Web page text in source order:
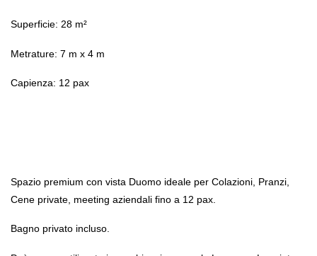
Superficie: 28 m²
Metrature: 7 m x 4 m
Capienza: 12 pax
Spazio premium con vista Duomo ideale per Colazioni, Pranzi,
Cene private, meeting aziendali fino a 12 pax.
Bagno privato incluso.